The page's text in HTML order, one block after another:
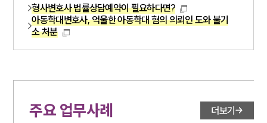
형사변호사 법률상담예약이 필요하다면?
아동학대변호사, 억울한 아동학대 혐의 의뢰인 도와 불기
소 처분
주요 업무사례 더보기